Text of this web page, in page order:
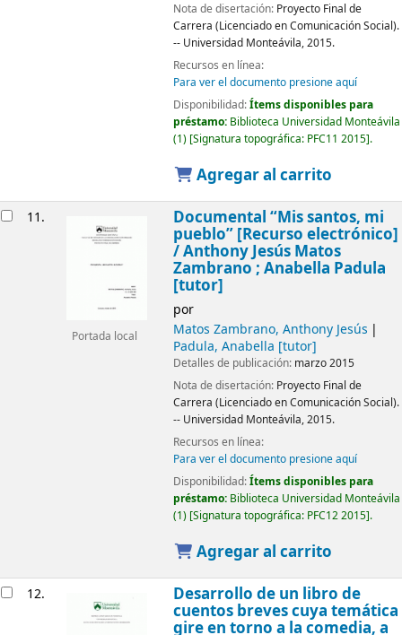
Nota de disertación: Proyecto Final de
Carrera (Licenciado en Comunicación Social).
-- Universidad Monteávila, 2015.
Recursos en línea:
Para ver el documento presione aquí
Disponibilidad:Ítems disponibles para
préstamo: Biblioteca Universidad Monteávila
(1) Signatura topográfica: PFC11 2015 .
Agregar al carrito
11.
Portada local
Documental “Mis santos, mi
pueblo” [Recurso electrónico]
/Anthony Jesús Matos
Zambrano ; Anabella Padula
[tutor]
por
Matos Zambrano, Anthony Jesús
Padula, Anabella [tutor]
Detalles de publicación: marzo 2015
Nota de disertación: Proyecto Final de
Carrera (Licenciado en Comunicación Social).
-- Universidad Monteávila, 2015.
Recursos en línea:
Para ver el documento presione aquí
Disponibilidad:Ítems disponibles para
préstamo: Biblioteca Universidad Monteávila
(1) Signatura topográfica: PFC12 2015 .
Agregar al carrito
12. Desarrollo de un libro de
cuentos breves cuya temática
gire en torno a la comedia, a